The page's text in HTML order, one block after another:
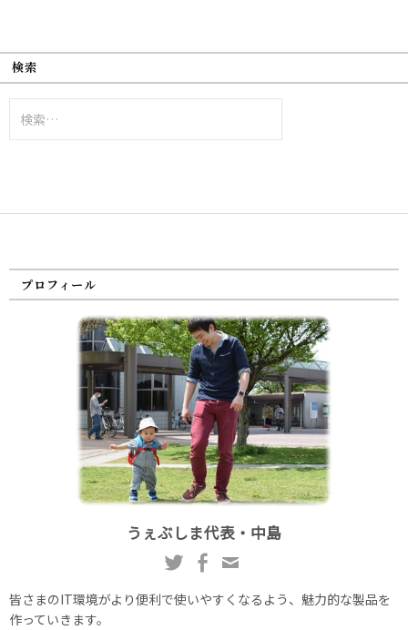
検索
索:
プロフィール
うぇぶしま代表・中島
皆さまのIT環境がより便利で使いやすくなるよう、魅力的な製品を
作っていきます。